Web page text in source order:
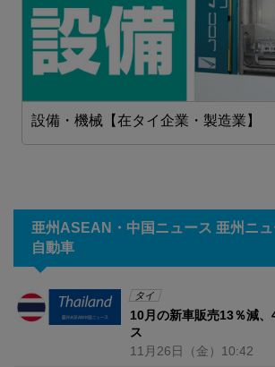
設備・機械【在タイ企業・製造業】
亜州ASEAN・中国ニュース 亜州ニ
自動車
タイ
10月の新車販売13％減
ス
11月26日 （金） 10:42